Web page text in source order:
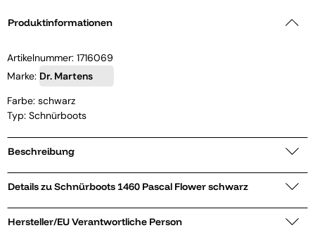
Produktinformationen
Artikelnummer: 1716069
Marke: Dr. Martens
Farbe: schwarz
Typ: Schnürboots
Beschreibung
Details zu Schnürboots 1460 Pascal Flower schwarz
Hersteller/EU Verantwortliche Person